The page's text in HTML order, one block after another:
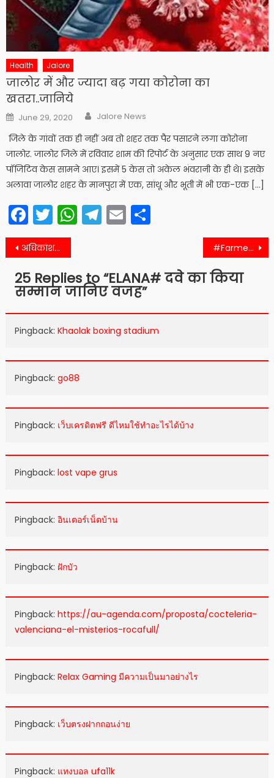
Health Jalore
जालोर में और ज्यादा बढ़ गया कोरोना का
खतरा..जानिये
Posted
on
June 29, 2020 Author
Jalore News
जिले के गांवों तक ही नहीं अब तो शहर तक पैर पसारने लगा कोरोना
जालोर. जालोर जिले में रविवार शाम की रिपोर्ट के अनुसार एक साथ 9 नए
पॉजिटिव केस सामने आए। इसमें 5 केस तो अकेल भंवरानी के ही थे। इसके
अलावा जालोर शहर के मानपुरा में एक, सांथू और भूती में भी एक-एक […]
Facebook
Twitter
WhatsApp
Telegram
Email
Post
navigation
अधिकांश इलाकों में हुआ चांद का दीदार, सुहागिनों ने पूरा किया करवा चौथ व्रत #Farmers रबी का रथ रविवार को छाया सुराणा सर्किल में
25 Replies to “ELANA# दवे का किया
सम्मान जानिए वजह”
Pingback: Khaolak boxing stadium
Pingback: go88
Pingback: เว็บเครดิตฟรี ดีไหมใช้ทำอะไรได้บ้าง
Pingback: lost vape grus
Pingback: อินเตอร์เน็ตบ้าน
Pingback: ฝักบัว
Pingback: https://au-agenda.com/proposta/cocteleria-
valenciana-el-misterios-rocafull/
Pingback: Relax Gaming มีความเป็นมาอย่างไร
Pingback: เว็บตรงฝากถอนง่าย
Pingback: แทงบอล ufa11k